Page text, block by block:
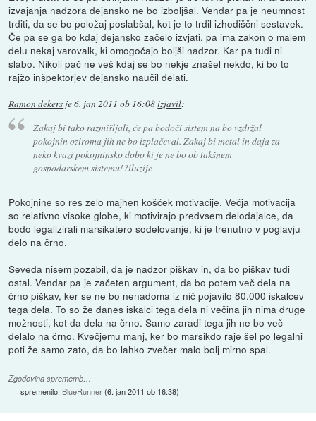
izvajanja nadzora dejansko ne bo izboljšal. Vendar pa je neumnost
trditi, da se bo položaj poslabšal, kot je to trdil izhodiščni sestavek.
Če pa se ga bo kdaj dejansko začelo izvjati, pa ima zakon o malem
delu nekaj varovalk, ki omogočajo boljši nadzor. Kar pa tudi ni
slabo. Nikoli pač ne veš kdaj se bo nekje znašel nekdo, ki bo to
rajžo inšpektorjev dejansko naučil delati.
Ramon dekers je6. jan 2011 ob 16:08izjavil:
Zakaj bi tako razmišljali, če pa bodoči sistem na bo vzdržal
pokojnin oziroma jih ne bo izplačeval. Zakaj bi metal in daja za
neko kvazi pokojninsko dobo ki je ne bo ob takšnem
gospodarskem sistemu!?iluzije
Pokojnine so res zelo majhen košček motivacije. Večja motivacija
so relativno visoke globe, ki motivirajo predvsem delodajalce, da
bodo legalizirali marsikatero sodelovanje, ki je trenutno v poglavju
delo na črno.
Seveda nisem pozabil, da je nadzor piškav in, da bo piškav tudi
ostal. Vendar pa je začeten argument, da bo potem več dela na
črno piškav, ker se ne bo nenadoma iz nič pojavilo 80.000 iskalcev
tega dela. To so že danes iskalci tega dela ni večina jih nima druge
možnosti, kot da dela na črno. Samo zaradi tega jih ne bo več
delalo na črno. Kvečjemu manj, ker bo marsikdo raje šel po legalni
poti že samo zato, da bo lahko zvečer malo bolj mirno spal.
Zgodovina sprememb…
spremenilo: BlueRunner(6. jan 2011 ob 16:38)